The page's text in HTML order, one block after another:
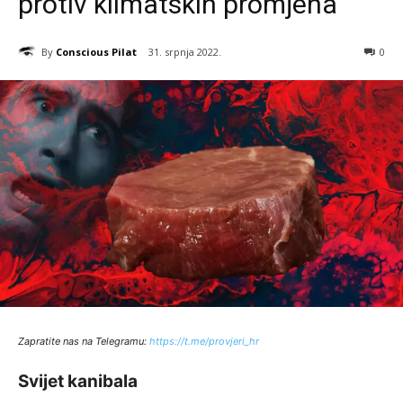
By Conscious Pilat 31. srpnja 2022. 0
Zapratite nas na Telegramu: https://t.me/provjeri_hr
Svijet kanibala